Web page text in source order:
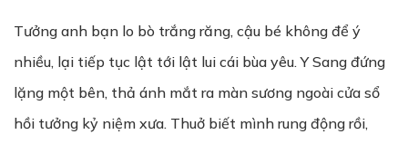
Tưởng anh bạn lo bò trắng răng, cậu bé không để ý
nhiều, lại tiếp tục lật tới lật lui cái bùa yêu. Y Sang đứng
lặng một bên, thả ánh mắt ra màn sương ngoài cửa sổ
hồi tưởng kỷ niệm xưa. Thuở biết mình rung động rồi,